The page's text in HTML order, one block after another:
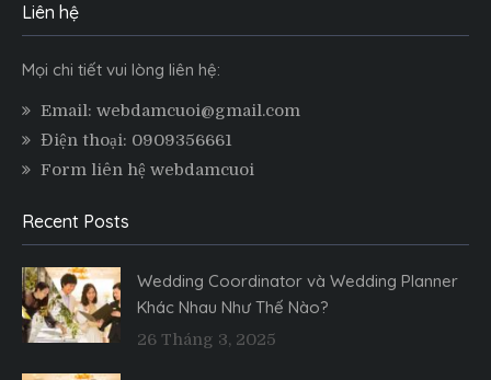
Liên hệ
Mọi chi tiết vui lòng liên hệ:
Email: webdamcuoi@gmail.com
Điện thoại: 0909356661
Form liên hệ webdamcuoi
Recent Posts
Wedding Coordinator và Wedding Planner
Khác Nhau Như Thế Nào?
26 Tháng 3, 2025